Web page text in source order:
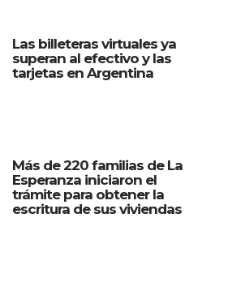
Las billeteras virtuales ya
superan al efectivo y las
tarjetas en Argentina
Más de 220 familias de La
Esperanza iniciaron el
trámite para obtener la
escritura de sus viviendas